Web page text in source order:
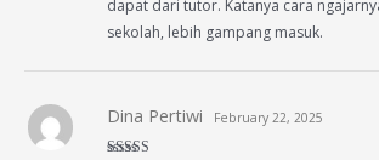
dapat dari tutor. Katanya cara
sekolah, lebih gampang masuk.
Dina Pertiwi February 22, 2025